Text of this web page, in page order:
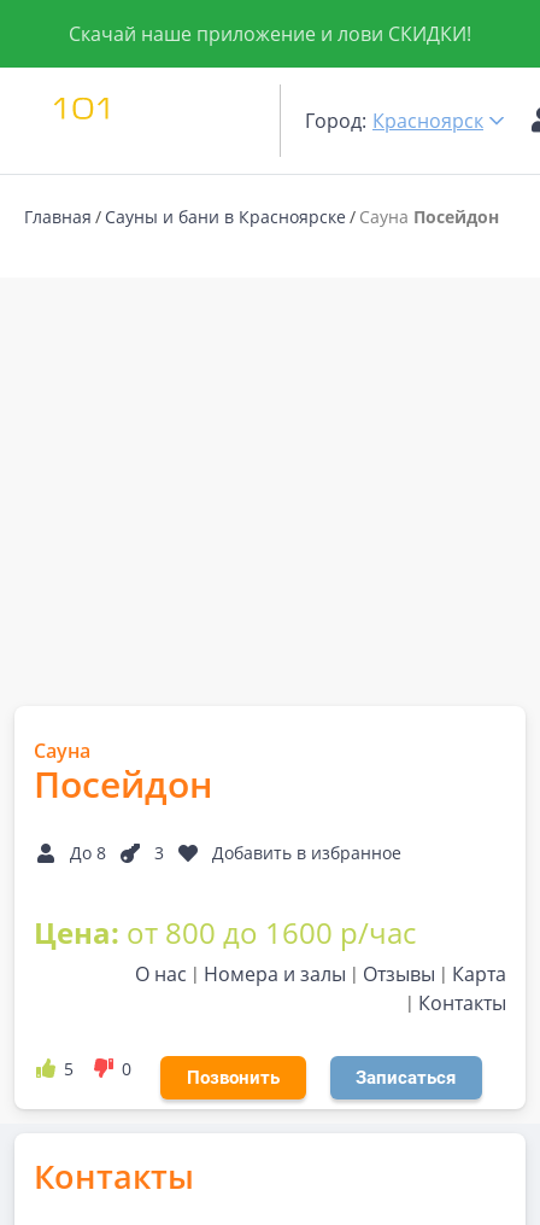
Скачай наше приложение и лови СКИДКИ!
Город: Красноярск
Главная Сауны и бани в Красноярске Сауна Посейдон
Сауна
Посейдон
До 8 3 Добавить в избранное
Цена: от 800 до 1600 р/час
О нас Номера и залы Отзывы
Карта
Контакты
5 0 Позвонить Записаться
Контакты